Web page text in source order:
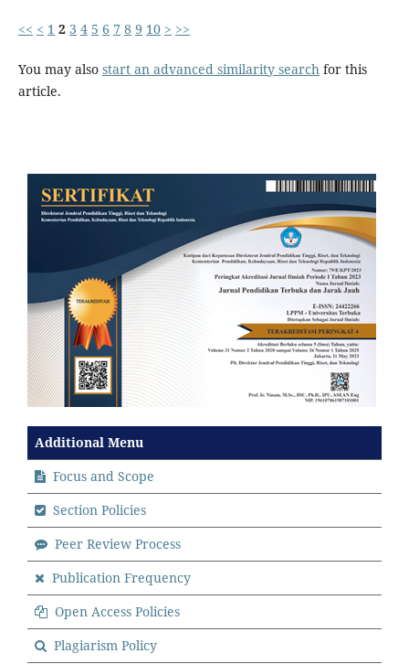
<< < 1 2 3 4 5 6 7 8 9 10 > >>
You may also start an advanced similarity searchfor this
article.
Additional Menu
Focus and Scope
Section Policies
Peer Review Process
Publication Frequency
Open Access Policies
Plagiarism Policy